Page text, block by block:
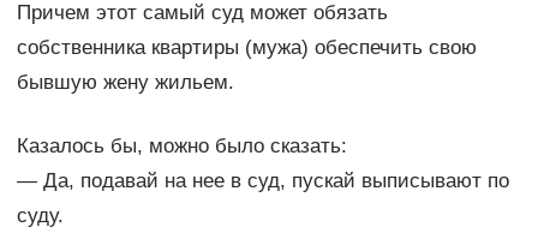
Причем этот самый суд может обязать
собственника квартиры (мужа) обеспечить свою
бывшую жену жильем.
Казалось бы, можно было сказать:
— Да, подавай на нее в суд, пускай выписывают по
суду.